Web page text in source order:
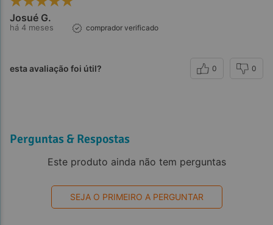
Josué G.
há 4 meses comprador verificado
esta avaliação foi útil? 0 0
Perguntas & Respostas
Este produto ainda não tem perguntas
SEJA O PRIMEIRO A PERGUNTAR